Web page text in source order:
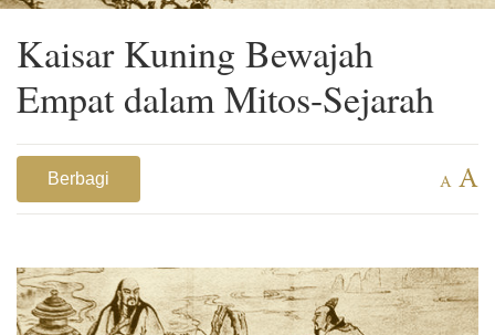
Kaisar Kuning Bewajah
Empat dalam Mitos-Sejarah
Berbagi A A